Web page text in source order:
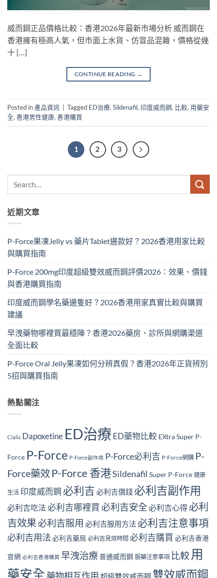
威而鋼正品價格比較：香港2026年最新市場分析 威而鋼在
香港擁有極高人氣，但市面上水貨、仿冒品混雜，價格從幾
十 […]
CONTINUE READING →
Posted in 產品資訊 Tagged ED治療,Sildenafil,印度威而鋼, 比較, 用藥安
全,香港男性健康,香港購買
1 2 3
近期文章
P-Force果凍Jelly vs 藥片Tablet邊款好？2026香港用家比較
與購買指南
P-Force 200mg印度超級雙效威而鋼評價2026：效果、價錢
與香港購買指南
印度威而鋼學名藥邊隻好？2026香港用家真實比較與購買
建議
早洩藥物哪裡買最穩陣？香港2026藥房、診所與網購渠道
全面比較
P-Force Oral Jelly果凍如何分辨真假？香港2026年正貨辨別
5招與購買指南
熱點關注
Cialis Dapoxetine ED治療ED藥物比較 EXtra Super P-
Force P-Force P-Force副作用 P-Force必利吉 P-Force網購 P-
Force藥效 P-Force 香港Sildenafil Super P-Force 健康
生活 印度威而鋼 必利吉 必利吉價錢 必利吉副作用
必利吉吃法 必利吉哪裡買 必利吉安全必利吉心得必利
吉效果必利吉服用 必利吉服用方法必利吉注意事項
必利吉用法必利吉藥局 必利吉見效時間 必利吉購買 必利吉香港
官網 必利吉香港購買 早洩治療普通威而鋼 服藥注意事項 比較 用
藥安全 藥物相互作用 超級雙效威而鋼 雙效威而鋼